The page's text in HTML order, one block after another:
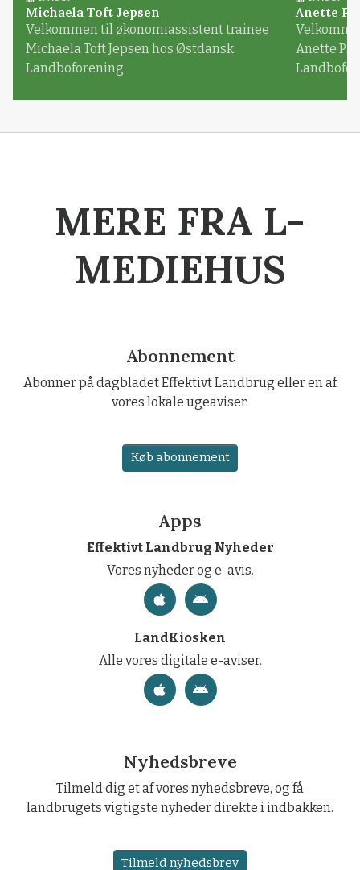
Michaela Toft Jepsen
Velkommen til økonomiassistent trainee
Michaela Toft Jepsen hos Østdansk
Landboforening
Anette
Anette
MERE FRA L-
MEDIEHUS
Abonnement
Abonner på dagbladet Effektivt Landbrug eller en af
vores lokale ugeaviser.
Køb abonnement
Apps
Effektivt Landbrug Nyheder
Vores nyheder og e-avis.
LandKiosken
Alle vores digitale e-aviser.
Nyhedsbreve
Tilmeld dig et af vores nyhedsbreve, og få
landbrugets vigtigste nyheder direkte i indbakken.
Tilmeld nyhedsbrev